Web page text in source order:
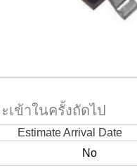
เข้าในครั้งถัดไป
Estimate Arrival Date
No